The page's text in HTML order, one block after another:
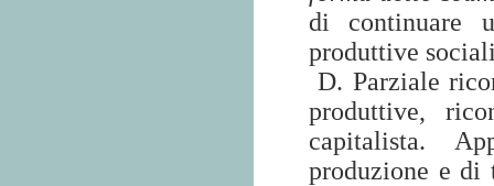
di continuare
produttive
D. Parziale
produttive,
capitalista.
produzione e